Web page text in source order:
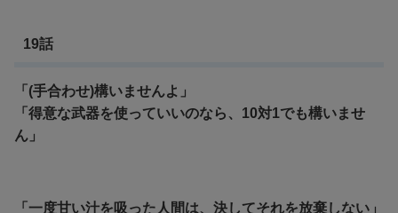
19話
「(手合わせ)構いませんよ」
「得意な武器を使っていいのなら、10対1でも構いませ
ん」
「一度甘い汁を吸った人間は、決してそれを放棄しない」